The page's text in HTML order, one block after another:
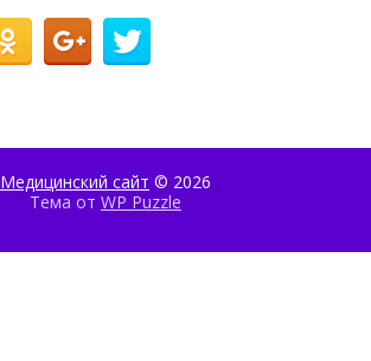
Медицинский сайт © 2026
Тема от WP Puzzle